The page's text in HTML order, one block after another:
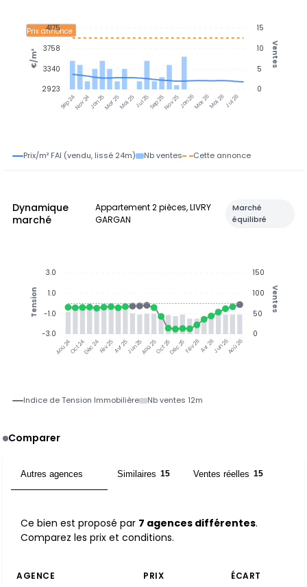
Sep 24Nov 24Jan 25Mar 25Mai 25Jul 25Sep 25Nov 25Jan 26Mar 26Mai 26Jul 26
Prix annonce
15
10
5
0
Ventes
4175
3758
3340
2923
€/m²
Prix/m² FAI (vendu, lissé 24m) Nb ventes Cette annonce
Dynamique
marché
Appartement 2 pièces, LIVRY
GARGAN
Marché
équilibré
Aoû 24Oct 24Déc 24Fév 25Avr 25Jun 25Aoû 25Oct 25Déc 25Fév 26Avr 26Jun 26Aoû 26
150
100
50
0
Ventes
3.0
1.0
-1.0
-3.0
Tension
Indice de Tension Immobilière Nb ventes 12m
Comparer
Autres agences Similaires 15 Ventes réelles 15
Ce bien est proposé par 7 agences différentes.
Comparez les prix et conditions.
AGENCE PRIX ÉCART